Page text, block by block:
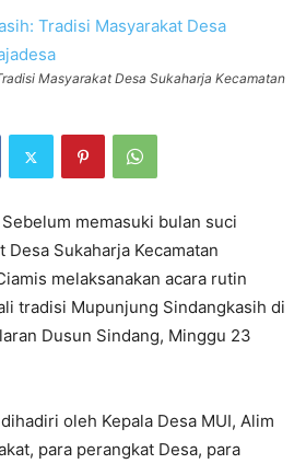
Masyarakat Desa Sukaharja Kecamatan
Sebelum memasuki bulan suci
Desa Sukaharja Kecamatan
melaksanakan acara rutin
tradisi Mupunjung Sindangkasih di
Dusun Sindang, Minggu 23
oleh Kepala Desa MUI, Alim
para perangkat Desa, para